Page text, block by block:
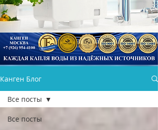
КАНГЕН ВОДА
Канген Блог
Все посты
Все посты